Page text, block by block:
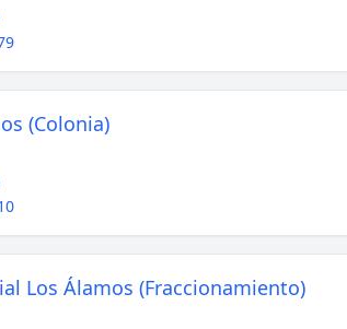
(Colonia)
Los Álamos (Fraccionamiento)